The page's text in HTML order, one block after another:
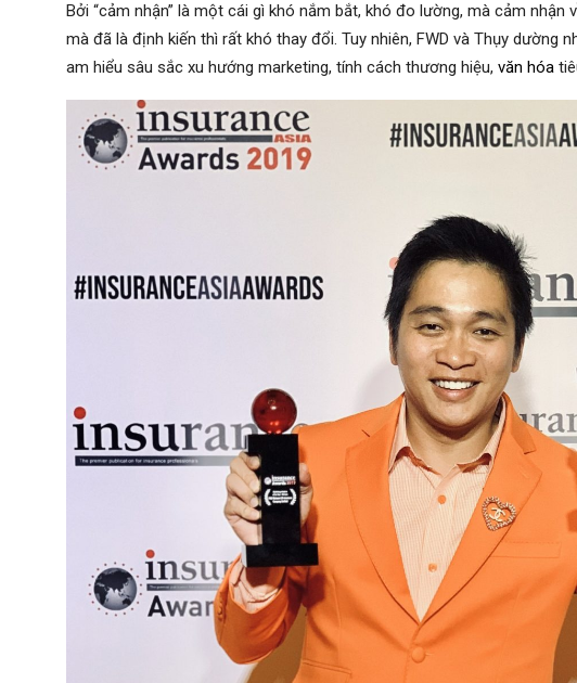
Bởi “cảm nhận” là một cái gì khó nắm bắt, khó đo lường, mà cảm
mà đã là định kiến thì rất khó thay đổi. Tuy nhiên, FWD và Thụy dường
am hiểu sâu sắc xu hướng marketing, tính cách thương hiệu, văn hóa